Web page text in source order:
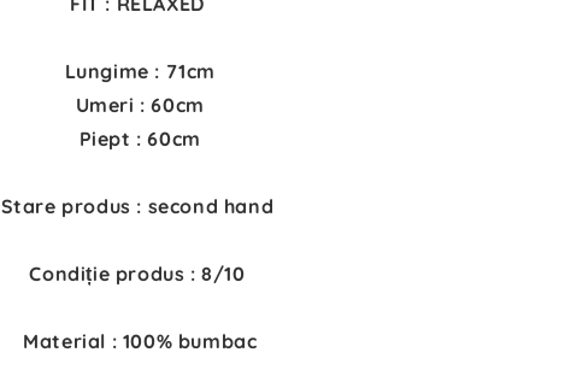
Lungime : 71cm
Umeri : 60cm
Piept : 60cm
Stare produs : second hand
Condiție produs : 8/10
Material : 100% bumbac